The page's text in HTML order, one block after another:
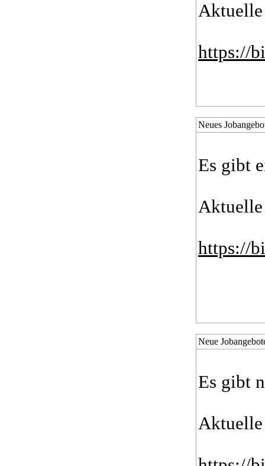
https://
Neues
Es gibt
Aktuelle
https://
Neue
Es gibt